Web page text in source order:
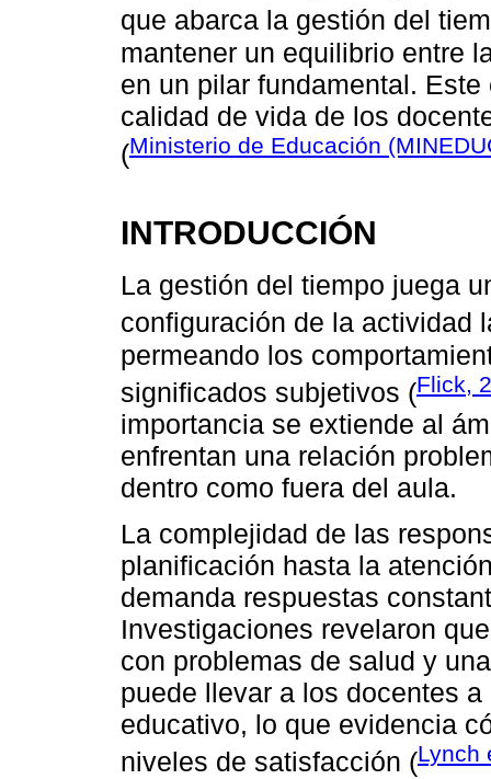
que abarca la gestión del
mantener un equilibrio entre
en un pilar fundamental.
calidad de vida de los
(Ministerio de Educación
INTRODUCCIÓN
La gestión del tiempo juega
configuración de la actividad
permeando los
significados subjetivos (Flick,
importancia se extiende al
enfrentan una relación
dentro como fuera del aula.
La complejidad de las
planificación hasta la
demanda respuestas
Investigaciones revelaron
con problemas de salud y
puede llevar a los docentes
educativo, lo que evidencia
niveles de satisfacción (Lynch